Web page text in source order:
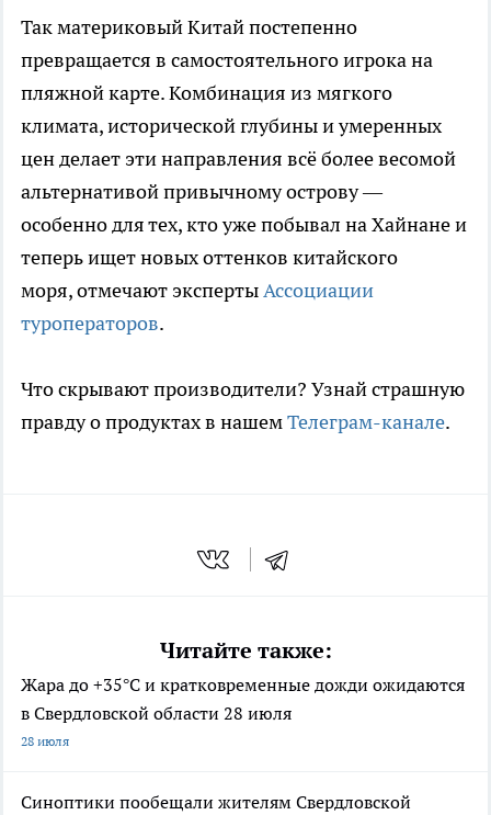
Так материковый Китай постепенно
превращается в самостоятельного игрока на
пляжной карте. Комбинация из мягкого
климата, исторической глубины и умеренных
цен делает эти направления всё более весомой
альтернативой привычному острову —
особенно для тех, кто уже побывал на Хайнане и
теперь ищет новых оттенков китайского
моря, отмечают экспертыАссоциации
туроператоров.
Что скрывают производители? Узнай страшную
правду о продуктах в нашемТелеграм-канале.
Читайте также:
Жара до +35°С и кратковременные дожди ожидаются
в Свердловской области 28 июля
28 июля
Синоптики пообещали жителям Свердловской